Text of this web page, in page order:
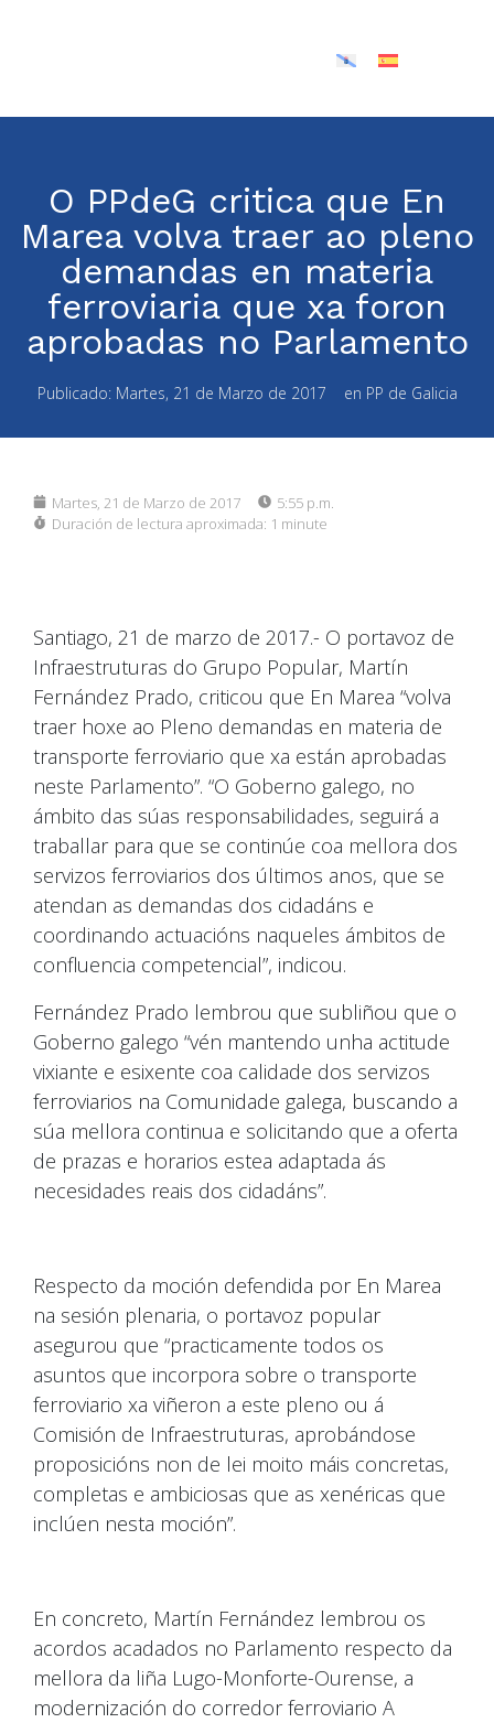
O PPdeG critica que En
Marea volva traer ao pleno
demandas en materia
ferroviaria que xa foron
aprobadas no Parlamento
Publicado: Martes, 21 de Marzo de 2017 en PP de Galicia
Martes, 21 de Marzo de 2017
5:55 p.m.
Duración de lectura aproximada: 1 minute
Santiago, 21 de marzo de 2017.- O portavoz de
Infraestruturas do Grupo Popular, Martín
Fernández Prado, criticou que En Marea “volva
traer hoxe ao Pleno demandas en materia de
transporte ferroviario que xa están aprobadas
neste Parlamento”. “O Goberno galego, no
ámbito das súas responsabilidades, seguirá a
traballar para que se continúe coa mellora dos
servizos ferroviarios dos últimos anos, que se
atendan as demandas dos cidadáns e
coordinando actuacións naqueles ámbitos de
confluencia competencial”, indicou.
Fernández Prado lembrou que subliñou que o
Goberno galego “vén mantendo unha actitude
vixiante e esixente coa calidade dos servizos
ferroviarios na Comunidade galega, buscando a
súa mellora continua e solicitando que a oferta
de prazas e horarios estea adaptada ás
necesidades reais dos cidadáns”.
Respecto da moción defendida por En Marea
na sesión plenaria, o portavoz popular
asegurou que “practicamente todos os
asuntos que incorpora sobre o transporte
ferroviario xa viñeron a este pleno ou á
Comisión de Infraestruturas, aprobándose
proposicións non de lei moito máis concretas,
completas e ambiciosas que as xenéricas que
inclúen nesta moción”.
En concreto, Martín Fernández lembrou os
acordos acadados no Parlamento respecto da
mellora da liña Lugo-Monforte-Ourense, a
modernización do corredor ferroviario A